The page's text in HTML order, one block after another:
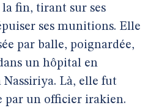
la fin, tirant sur ses
ses munitions. Elle
par balle, poignardée,
un hôpital en
Là, elle fut
par un officier irakien.